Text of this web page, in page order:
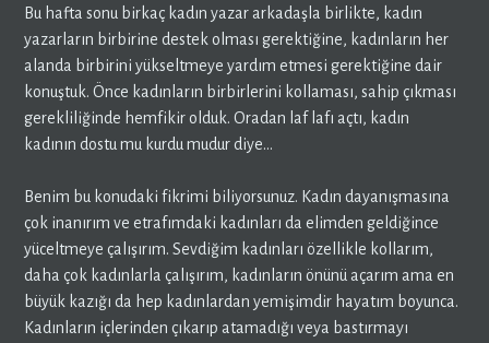
Bu hafta sonu birkaç kadın yazar arkadaşla birlikte, kadın
yazarların birbirine destek olması gerektiğine, kadınların her
alanda birbirini yükseltmeye yardım etmesi gerektiğine dair
konuştuk. Önce kadınların birbirlerini kollaması, sahip çıkması
gerekliliğinde hemfikir olduk. Oradan laf lafı açtı, kadın
kadının dostu mu kurdu mudur diye…
Benim bu konudaki fikrimi biliyorsunuz. Kadın dayanışmasına
çok inanırım ve etrafımdaki kadınları da elimden geldiğince
yüceltmeye çalışırım. Sevdiğim kadınları özellikle kollarım,
daha çok kadınlarla çalışırım, kadınların önünü açarım ama en
büyük kazığı da hep kadınlardan yemişimdir hayatım boyunca.
Kadınların içlerinden çıkarıp atamadığı veya bastırmayı